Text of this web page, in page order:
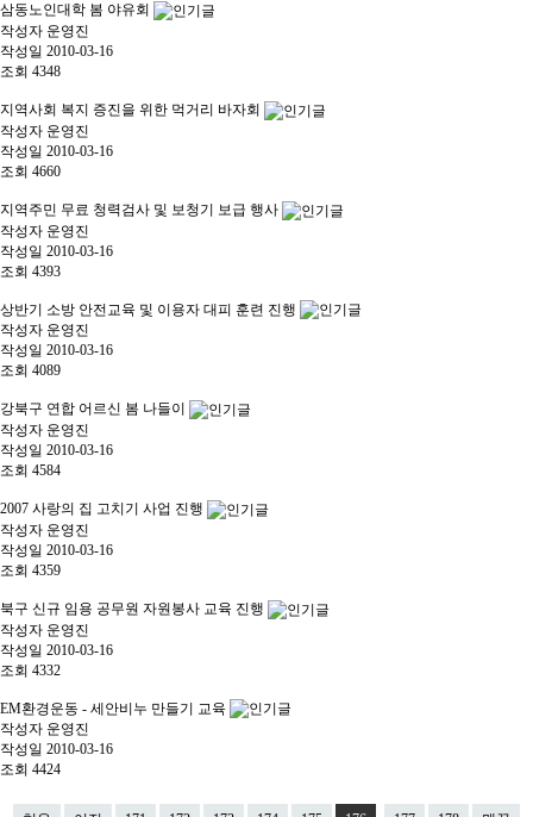
삼동노인대학 봄 야유회
작성자 운영진
작성일 2010-03-16
조회 4348
지역사회 복지 증진을 위한 먹거리 바자회
작성자 운영진
작성일 2010-03-16
조회 4660
지역주민 무료 청력검사 및 보청기 보급 행사
작성자 운영진
작성일 2010-03-16
조회 4393
상반기 소방 안전교육 및 이용자 대피 훈련 진행
작성자 운영진
작성일 2010-03-16
조회 4089
강북구 연합 어르신 봄 나들이
작성자 운영진
작성일 2010-03-16
조회 4584
2007 사랑의 집 고치기 사업 진행
작성자 운영진
작성일 2010-03-16
조회 4359
북구 신규 임용 공무원 자원봉사 교육 진행
작성자 운영진
작성일 2010-03-16
조회 4332
EM환경운동 - 세안비누 만들기 교육
작성자 운영진
작성일 2010-03-16
조회 4424